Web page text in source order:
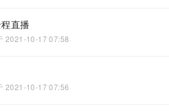
直播
2021-10-17 07:58
2021-10-17 07:56